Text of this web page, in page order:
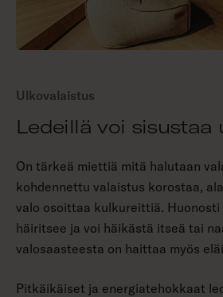
Ulkovalaistus
Ledeillä voi sisustaa
On tärkeä miettiä mitä halutaan
kohdennettu valaistus korostaa,
valo osoittaa kulkureittiä.
häiritsee ja voi häikästä itseä tai
valosaasteesta on haittaa myös
Pitkäikäiset ja energiatehokkaat